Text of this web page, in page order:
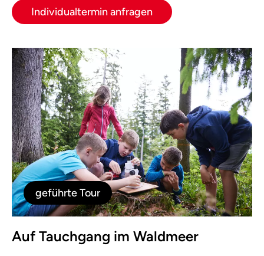
Individualtermin anfragen
geführte Tour
Auf Tauchgang im Waldmeer